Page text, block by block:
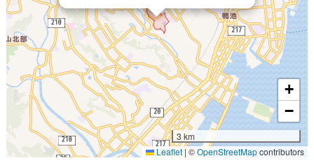
+
−
3 km
Leaflet | ©OpenStreetMapcontributors